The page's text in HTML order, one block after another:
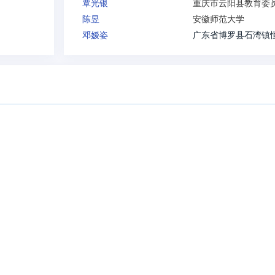
覃光银
重庆市云阳县教育委
陈昱
安徽师范大学
邓嫒姿